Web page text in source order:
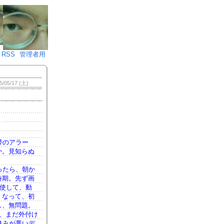
♪)÷2
RSS 管理者用
05/17 (土)
のアラー
見知らぬ
たら、朝か
期。先ず画
して、動
って、初
無問題。
まだ外付け